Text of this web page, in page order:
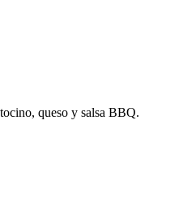
queso y salsa BBQ.